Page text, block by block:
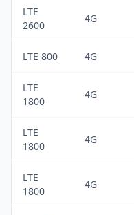
LTE
2600
4G
LTE 800 4G
LTE
1800
4G
LTE
1800
4G
LTE
1800
4G